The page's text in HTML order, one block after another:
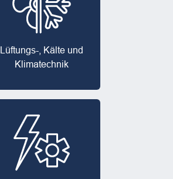
Lüftungs-, Kälte und
Klimatechnik